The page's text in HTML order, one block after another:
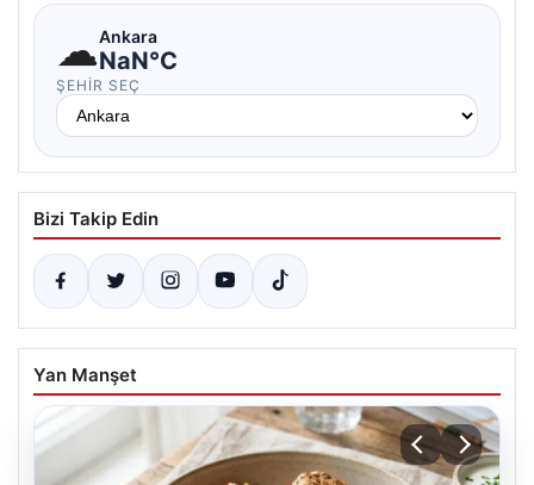
☁Ankara
NaN°C
ŞEHIR SEÇ
Bizi Takip Edin
Yan Manşet